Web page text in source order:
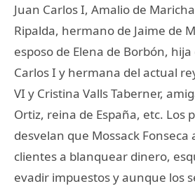
Juan Carlos I, Amalio de
Ripalda, hermano de Jaime de
esposo de Elena de Borbón, hija
Carlos I y hermana del actual
VI y Cristina Valls Taberner,
Ortiz, reina de España, etc. Los
desvelan que Mossack Fonseca
clientes a blanquear dinero,
evadir impuestos y aunque los